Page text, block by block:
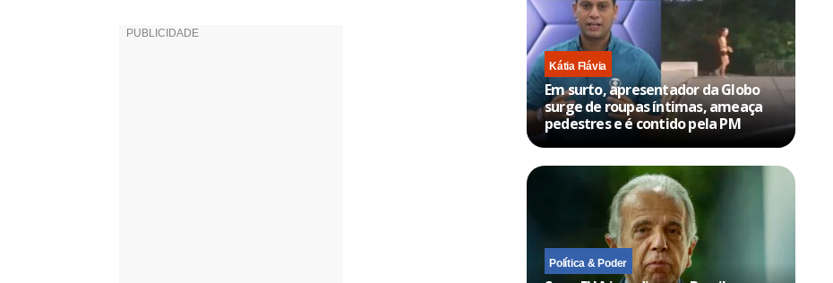
Kátia Flávia
Em surto, apresentador da Globo
surge de roupas íntimas, ameaça
pedestres e é contido pela PM
Política & Poder